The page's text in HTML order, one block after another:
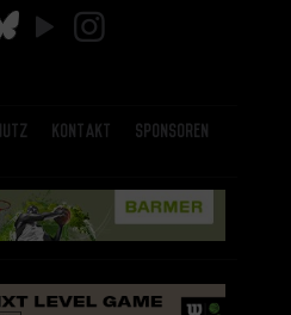
Kontakt Sponsoren